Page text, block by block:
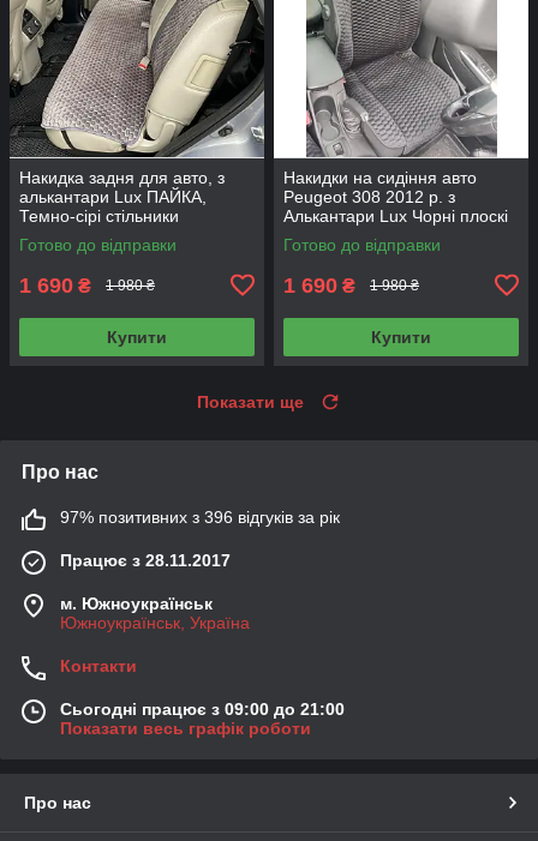
Накидка задня для авто, з
алькантари Lux ПАЙКА,
Темно-сірі стільники
Готово до відправки
1 690 ₴ 1 980 ₴
Купити
Накидки на сидіння авто
Peugeot 308 2012 р. з
Алькантари Lux Чорні плоскі
стільники з чорним рядком
Преміум+ Передній комплект
Готово до відправки
1 690 ₴ 1 980 ₴
Купити
Показати ще
Про нас
97% позитивних з 396 відгуків за рік
Працює з 28.11.2017
м. Южноукраїнськ
Южноукраїнськ, Україна
Контакти
Сьогодні працює з 09:00 до 21:00
Показати весь графік роботи
Про нас